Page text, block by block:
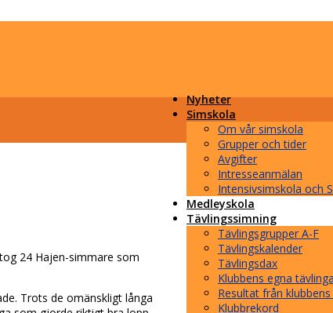
Nyheter
Simskola
Om vår simskola
Grupper och tider
Avgifter
Intresseanmälan
Intensivsimskola och
Medleyskola
Tävlingssimning
Tävlingsgrupper A-F
Tävlingskalender
Tävlingsdax
Klubbens egna
Resultat från
Klubbrekord
24 Hajen-simmare som
Trots de omänskligt långa